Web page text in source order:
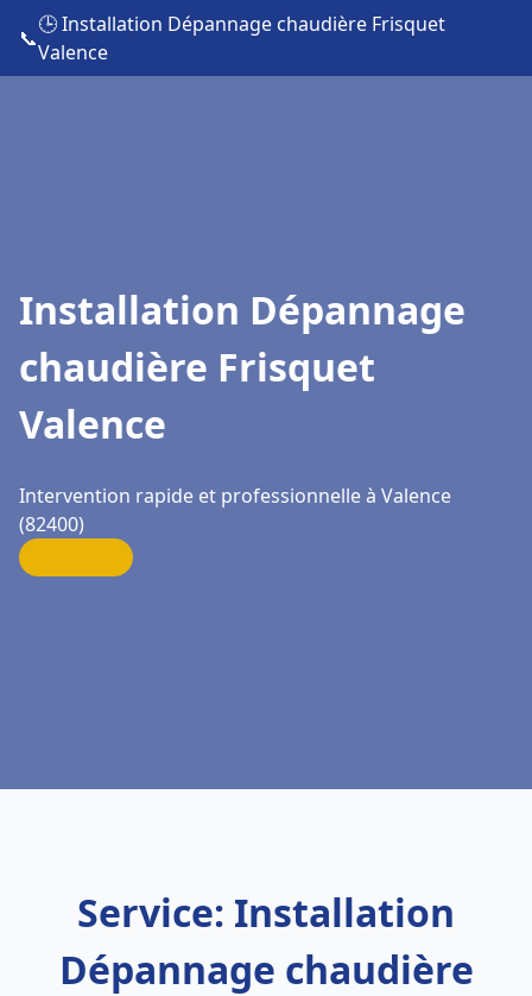
📞
🕒 Installation Dépannage chaudière Frisquet
Valence
Installation Dépannage
chaudière Frisquet
Valence
Intervention rapide et professionnelle à Valence
(82400)
Service: Installation
Dépannage chaudière